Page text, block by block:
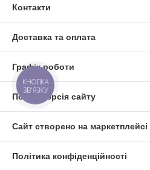
Контакти
Доставка та оплата
Графік роботи
Повна версія сайту
Сайт створено на маркетплейсі
Політика конфіденційності
КНОПКА
ЗВ'ЯЗКУ